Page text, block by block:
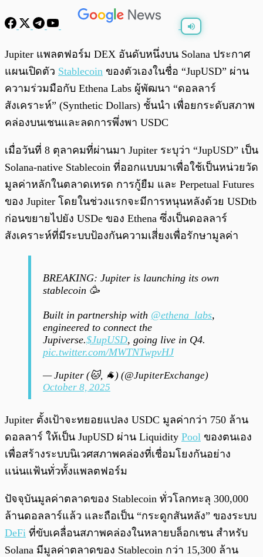
Jupiter แพลตฟอร์ม DEX อันดับหนึ่งบน Solana ประกาศ
แผนเปิดตัว Stablecoin ของตัวเองในชื่อ “JupUSD” ผ่าน
ความร่วมมือกับ Ethena Labs ผู้พัฒนา “ดอลลาร์
สังเคราะห์” (Synthetic Dollars) ชั้นนำ เพื่อยกระดับสภาพ
คล่องบนเชนและลดการพึ่งพา USDC
เมื่อวันที่ 8 ตุลาคมที่ผ่านมา Jupiter ระบุว่า “JupUSD” เป็น
Solana-native Stablecoin ที่ออกแบบมาเพื่อใช้เป็นหน่วยวัด
มูลค่าหลักในตลาดเทรด การกู้ยืม และ Perpetual Futures
ของ Jupiter โดยในช่วงแรกจะมีการหนุนหลังด้วย USDtb
ก่อนขยายไปยัง USDe ของ Ethena ซึ่งเป็นดอลลาร์
สังเคราะห์ที่มีระบบป้องกันความเสี่ยงเพื่อรักษามูลค่า
BREAKING: Jupiter is launching its own
stablecoin 🥳
Built in partnership with @ethena_labs,
engineered to connect the
Jupiverse.$JupUSD, going live in Q4.
pic.twitter.com/MWTNTwpvHJ
— Jupiter (🐱, 🐐) (@JupiterExchange)
October 8, 2025
Jupiter ตั้งเป้าจะทยอยแปลง USDC มูลค่ากว่า 750 ล้าน
ดอลลาร์ ให้เป็น JupUSD ผ่าน Liquidity Pool ของตนเอง
เพื่อสร้างระบบนิเวศสภาพคล่องที่เชื่อมโยงกันอย่าง
แน่นแฟ้นทั่วทั้งแพลตฟอร์ม
ปัจจุบันมูลค่าตลาดของ Stablecoin ทั่วโลกทะลุ 300,000
ล้านดอลลาร์แล้ว และถือเป็น “กระดูกสันหลัง” ของระบบ
DeFi ที่ขับเคลื่อนสภาพคล่องในหลายบล็อกเชน สำหรับ
Solana มีมูลค่าตลาดของ Stablecoin กว่า 15,300 ล้าน